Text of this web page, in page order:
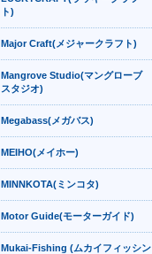
ト)
Major Craft(メジャークラフト)
Mangrove Studio(マングローブ
スタジオ)
Megabass(メガバス)
MEIHO(メイホー)
MINNKOTA(ミンコタ)
Motor Guide(モーターガイド)
Mukai-Fishing (ムカイフィッシン